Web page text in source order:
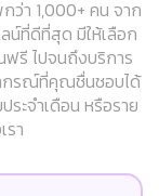
ว่า 1,000+ คน จาก
น์ที่ดีที่สุด มีให้เลือก
ฟรี ไปจนถึงบริการ
กรณ์ที่คุณชื่นชอบได้
ะจำเดือน หรือราย
า